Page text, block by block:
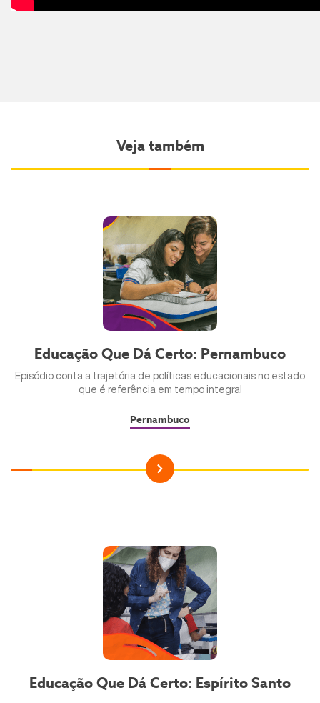
Veja também
Educação Que Dá Certo: Pernambuco
Episódio conta a trajetória de políticas educacionais no estado
que é referência em tempo integral
Pernambuco
Educação Que Dá Certo: Espírito Santo